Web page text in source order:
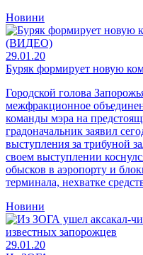
Новини
29.01.20
Буряк формирует новую
Городской голова
межфракционное
команды мэра на
градоначальник заявил
выступления за трибуной
своем выступлении
обысков в аэропорту и
терминала, нехватке
Новини
29.01.20